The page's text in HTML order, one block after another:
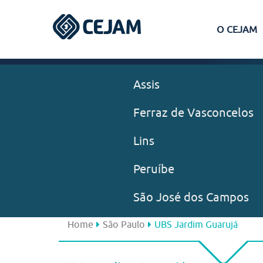
O CEJAM
Assis
Ferraz de Vasconcelos
Lins
Peruíbe
São José dos Campos
Home São Paulo UBS Jardim Guarujá